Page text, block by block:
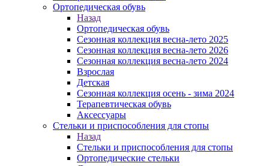
Ортопедическая обувь
Назад
Ортопедическая обувь
Сезонная коллекция весна-лето 2025
Сезонная коллекция весна-лето 2026
Сезонная коллекция весна-лето 2024
Взрослая
Детская
Сезонная коллекция осень - зима 2024
Терапевтическая обувь
Аксессуары
Стельки и приспособления для стопы
Назад
Стельки и приспособления для стопы
Ортопедические стельки